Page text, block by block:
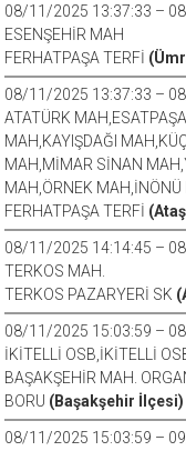
08/11/2025 13:37:33 –
ESENŞEHİR MAH
FERHATPAŞA TERFİ
08/11/2025 13:37:33 –
ATATÜRK
MAH,KAYIŞDAĞI
MAH,MİMAR SİNAN
MAH,ÖRNEK
FERHATPAŞA TERFİ
08/11/2025 14:14:45 –
TERKOS MAH.
TERKOS PAZARYERİ SK
08/11/2025 15:03:59 –
İKİTELLİ OSB,İKİTELLİ
BAŞAKŞEHİR MAH.
BORU (Başakşehir İlçesi)
08/11/2025 15:03:59 –